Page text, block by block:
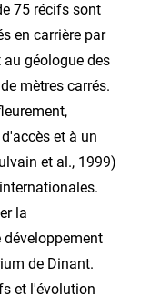
75 récifs sont
en carrière par
géologue des
mètres carrés.
et à un
et al., 1999)
la
de Dinant.
et l'évolution